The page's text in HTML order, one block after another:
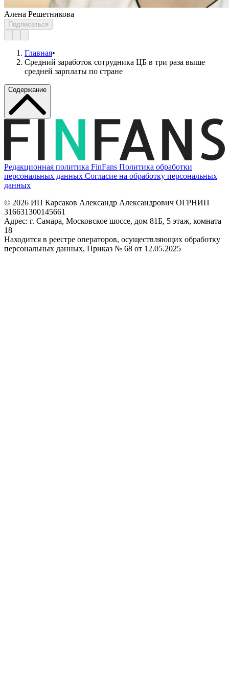
Алена Решетникова
Подписаться
Главная•
Средний заработок сотрудника ЦБ в три раза выше
средней зарплаты по стране
Содержание
Редакционная политика FinFans Политика обработки
персональных данных Согласие на обработку персональных
данных
© 2026 ИП Карсаков Александр Александрович ОГРНИП
316631300145661
Адрес: г. Самара, Московское шоссе, дом 81Б, 5 этаж, комната
18
Находится в реестре операторов, осуществляющих обработку
персональных данных, Приказ № 68 от 12.05.2025